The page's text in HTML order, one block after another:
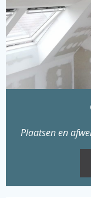
Plaatsen en